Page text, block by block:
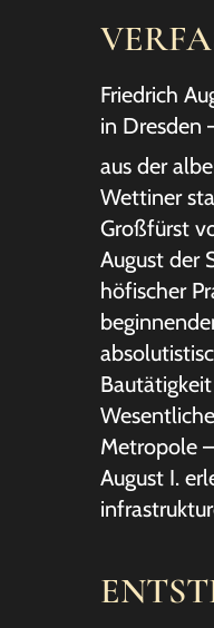
Friedrich
in Dresden
aus der
Wettiner
Großfürst
August der
höfischer
Metropole
August I.